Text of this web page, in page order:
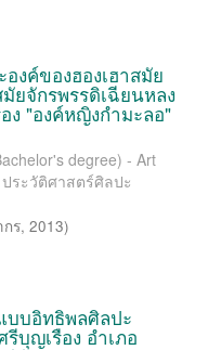
งค์ของฮองเฮาสมัย
ยจักรพรรดิเฉียนหลง
ง "องค์หญิงกำมะลอ"
degree) - Art
ระวัติศาสตร์ศิลปะ
ร, 2013)
บบอิทธิพลศิลปะ
บุญเรือง อำเภอ